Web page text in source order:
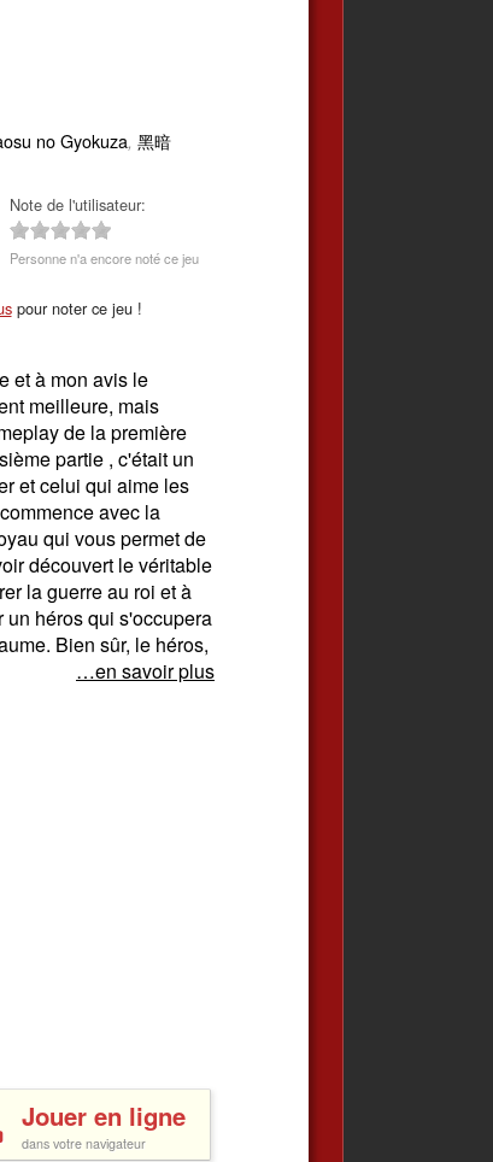
no Gyokuza, 黑暗
Note de l'utilisateur:
Personne n'a encore noté ce jeu
pour noter ce jeu !
et à mon avis le
meilleure, mais
de la première
partie , c'était un
et celui qui aime les
avec la
qui vous permet de
découvert le véritable
la guerre au roi et à
héros qui s'occupera
Bien sûr, le héros,
…en savoir plus
Jouer en ligne
dans votre navigateur